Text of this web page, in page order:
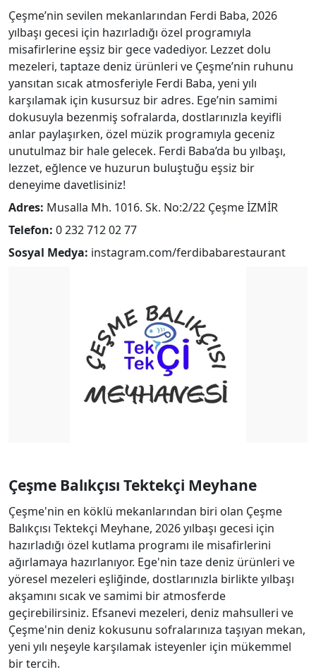
Çeşme’nin sevilen mekanlarından Ferdi Baba, 2026
yılbaşı gecesi için hazırladığı özel programıyla
misafirlerine eşsiz bir gece vadediyor. Lezzet dolu
mezeleri, taptaze deniz ürünleri ve Çeşme’nin ruhunu
yansıtan sıcak atmosferiyle Ferdi Baba, yeni yılı
karşılamak için kusursuz bir adres. Ege’nin samimi
dokusuyla bezenmiş sofralarda, dostlarınızla keyifli
anlar paylaşırken, özel müzik programıyla geceniz
unutulmaz bir hale gelecek. Ferdi Baba’da bu yılbaşı,
lezzet, eğlence ve huzurun buluştuğu eşsiz bir
deneyime davetlisiniz!
Adres: Musalla Mh. 1016. Sk. No:2/22 Çeşme İZMİR
Telefon: 0 232 712 02 77
Sosyal Medya: instagram.com/ferdibabarestaurant
Çeşme Balıkçısı Tektekçi Meyhane
Çeşme'nin en köklü mekanlarından biri olan Çeşme
Balıkçısı Tektekçi Meyhane, 2026 yılbaşı gecesi için
hazırladığı özel kutlama programı ile misafirlerini
ağırlamaya hazırlanıyor. Ege'nin taze deniz ürünleri ve
yöresel mezeleri eşliğinde, dostlarınızla birlikte yılbaşı
akşamını sıcak ve samimi bir atmosferde
geçirebilirsiniz. Efsanevi mezeleri, deniz mahsulleri ve
Çeşme'nin deniz kokusunu sofralarınıza taşıyan mekan,
yeni yılı neşeyle karşılamak isteyenler için mükemmel
bir tercih.